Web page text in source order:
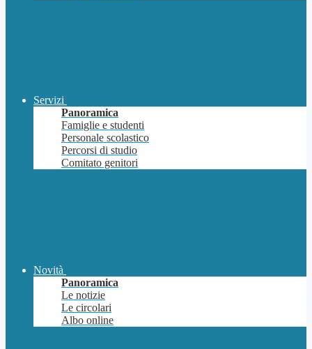
Servizi
Panoramica
Famiglie e studenti
Personale scolastico
Percorsi di studio
Comitato genitori
Novità
Panoramica
Le notizie
Le circolari
Albo online